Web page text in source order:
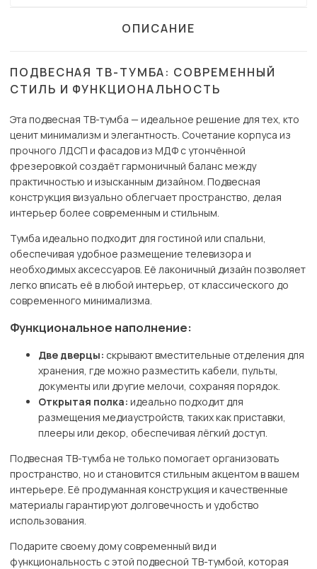
ОПИСАНИЕ
ПОДВЕСНАЯ ТВ-ТУМБА: СОВРЕМЕННЫЙ
СТИЛЬ И ФУНКЦИОНАЛЬНОСТЬ
Эта подвесная ТВ-тумба — идеальное решение для тех, кто
ценит минимализм и элегантность. Сочетание корпуса из
прочного ЛДСП и фасадов из МДФ с утончённой
фрезеровкой создаёт гармоничный баланс между
практичностью и изысканным дизайном. Подвесная
конструкция визуально облегчает пространство, делая
интерьер более современным и стильным.
Тумба идеально подходит для гостиной или спальни,
обеспечивая удобное размещение телевизора и
необходимых аксессуаров. Её лаконичный дизайн позволяет
легко вписать её в любой интерьер, от классического до
современного минимализма.
Функциональное наполнение:
Две дверцы: скрывают вместительные отделения для
хранения, где можно разместить кабели, пульты,
документы или другие мелочи, сохраняя порядок.
Открытая полка: идеально подходит для
размещения медиаустройств, таких как приставки,
плееры или декор, обеспечивая лёгкий доступ.
Подвесная ТВ-тумба не только помогает организовать
пространство, но и становится стильным акцентом в вашем
интерьере. Её продуманная конструкция и качественные
материалы гарантируют долговечность и удобство
использования.
Подарите своему дому современный вид и
функциональность с этой подвесной ТВ-тумбой, которая